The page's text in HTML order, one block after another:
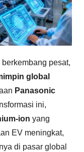
berkembang pesat,
global
Panasonic
ini,
ion yang
EV meningkat,
di pasar global